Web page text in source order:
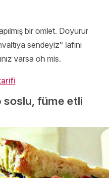
bir omlet. Doyurur
sendeyiz" lafını
varsa oh mis.
soslu, füme etli